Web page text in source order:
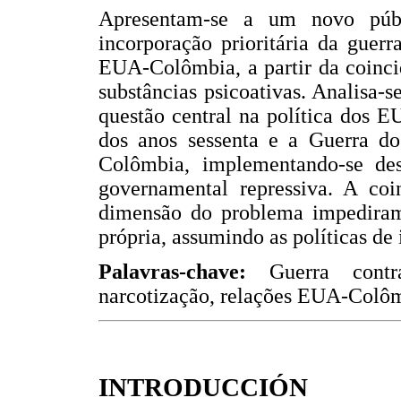
Apresentam-se a um novo
incorporação prioritária da
EUA-Colômbia, a partir da
substâncias psicoativas. Analisa-
questão central na política dos
dos anos sessenta e a Guerra
Colômbia, implementando-se
governamental repressiva. A
dimensão do problema
própria, assumindo as políticas
Palavras-chave: Guerra
narcotização, relações EUA-
INTRODUCCIÓN